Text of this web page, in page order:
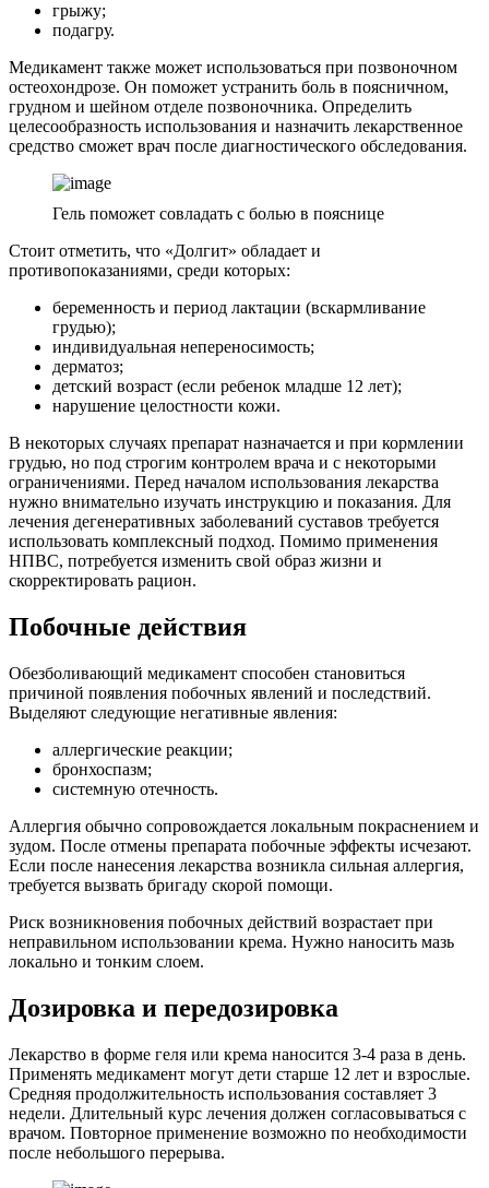
грыжу;
подагру.
Медикамент также может использоваться при позвоночном
остеохондрозе. Он поможет устранить боль в поясничном,
грудном и шейном отделе позвоночника. Определить
целесообразность использования и назначить лекарственное
средство сможет врач после диагностического обследования.
Гель поможет совладать с болью в пояснице
Стоит отметить, что «Долгит» обладает и
противопоказаниями, среди которых:
беременность и период лактации (вскармливание
грудью);
индивидуальная непереносимость;
дерматоз;
детский возраст (если ребенок младше 12 лет);
нарушение целостности кожи.
В некоторых случаях препарат назначается и при кормлении
грудью, но под строгим контролем врача и с некоторыми
ограничениями. Перед началом использования лекарства
нужно внимательно изучать инструкцию и показания. Для
лечения дегенеративных заболеваний суставов требуется
использовать комплексный подход. Помимо применения
НПВС, потребуется изменить свой образ жизни и
скорректировать рацион.
Побочные действия
Обезболивающий медикамент способен становиться
причиной появления побочных явлений и последствий.
Выделяют следующие негативные явления:
аллергические реакции;
бронхоспазм;
системную отечность.
Аллергия обычно сопровождается локальным покраснением и
зудом. После отмены препарата побочные эффекты исчезают.
Если после нанесения лекарства возникла сильная аллергия,
требуется вызвать бригаду скорой помощи.
Риск возникновения побочных действий возрастает при
неправильном использовании крема. Нужно наносить мазь
локально и тонким слоем.
Дозировка и передозировка
Лекарство в форме геля или крема наносится 3-4 раза в день.
Применять медикамент могут дети старше 12 лет и взрослые.
Средняя продолжительность использования составляет 3
недели. Длительный курс лечения должен согласовываться с
врачом. Повторное применение возможно по необходимости
после небольшого перерыва.